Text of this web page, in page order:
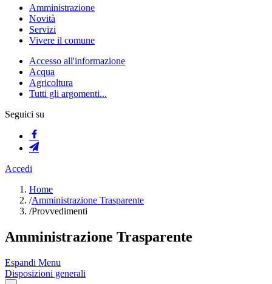
Amministrazione
Novità
Servizi
Vivere il comune
Accesso all'informazione
Acqua
Agricoltura
Tutti gli argomenti...
Seguici su
Accedi
Home
/Amministrazione Trasparente
/Provvedimenti
Amministrazione Trasparente
Espandi Menu
Disposizioni generali